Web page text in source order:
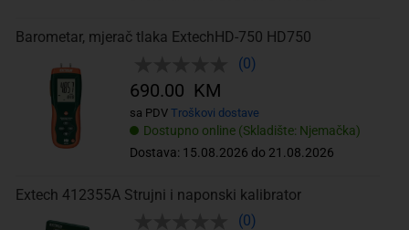
Barometar, mjerač tlaka ExtechHD-750 HD750
(0)
Dostupno online (Skladište: Njemačka)
Dostava: 15.08.2026 do 21.08.2026
690.00 KM
sa PDV Troškovi dostave
Extech 412355A Strujni i naponski kalibrator
(0)